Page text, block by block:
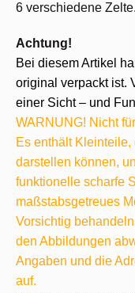
6 verschiedene Zelte.
Achtung!
Bei diesem Artikel
original verpackt ist.
einer Sicht – und
WARNUNG! Nicht
Es enthält
darstellen können,
funktionelle scharfe
maßstabsgetreues
Vorsichtig
den Abbildungen
Angaben und die
auf.